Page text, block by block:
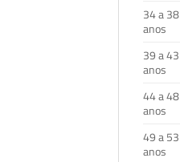
34 a 38
anos
39 a 43
anos
44 a 48
anos
49 a 53
anos